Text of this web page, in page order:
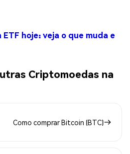
hoje: veja o que muda e
Criptomoedas na
Como comprar Bitcoin (BTC)